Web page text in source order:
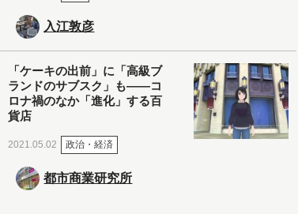
入江敦彦
「ケーキの出前」に「高級ブ
ランドのサブスク」も――コ
ロナ禍のなか「進化」する百
貨店
2021.05.02 政治・経済
都市商業研究所